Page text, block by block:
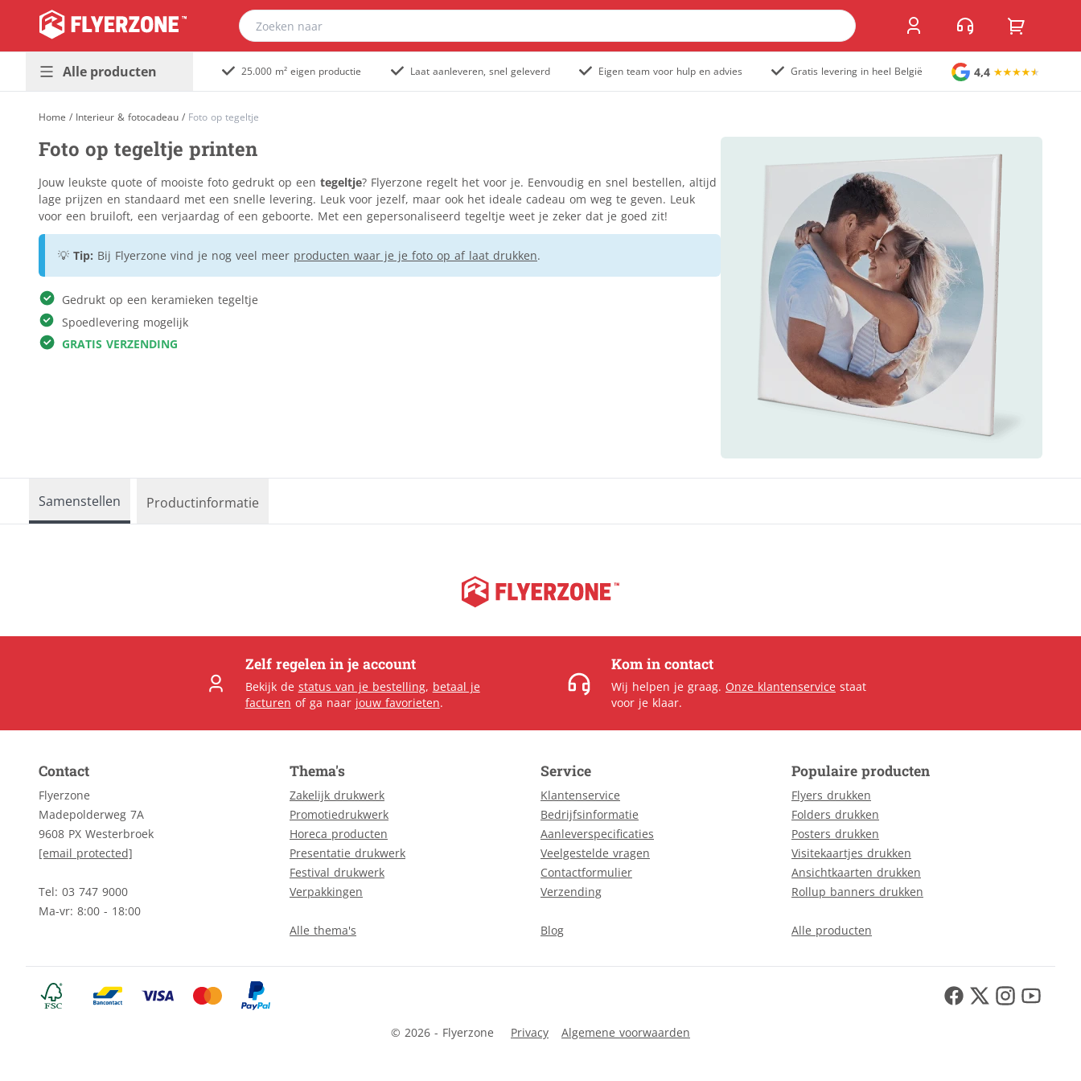
Alle producten
buitenreclame
Promotiedrukwerk
Huisstijl &
kantoor
Horeca &
evenement
etiketten
Verpakkingen &
relatiegeschenken
Alle producten
Dibond
Populair
Foamboard
Forex
Populair
Gevelreclame
Immoborden
Massief karton
Stoepborden
Tuinposter
Staande banners
Rollup banners
Vloerstickers
Vlaggen en accessoires
Accessoires
Vlaggen
Populair
Overig
Kofferlabel
Sandwichborden
Tuincirkel
Welkomstbord
25.000 m² eigen productie Laat aanleveren, snel geleverd Eigen team voor hulp en advies Gratis levering in heel België 4,4
Home / Interieur & fotocadeau / Foto op tegeltje
Foto op tegeltje printen
Jouw leukste quote of mooiste foto gedrukt op een tegeltje? Flyerzone regelt het voor je. Eenvoudig en snel bestellen, altijd
lage prijzen en standaard met een snelle levering. Leuk voor jezelf, maar ook het ideale cadeau om weg te geven. Leuk
voor een bruiloft, een verjaardag of een geboorte. Met een gepersonaliseerd tegeltje weet je zeker dat je goed zit!
💡 Tip: Bij Flyerzone vind je nog veel meer producten waar je je foto op af laat drukken.
Gedrukt op een keramieken tegeltje
Spoedlevering mogelijk
GRATIS VERZENDING
Samenstellen Productinformatie
Zelf regelen in je account
Bekijk de status van je bestelling, betaal je
facturen of ga naar jouw favorieten.
Kom in contact
Wij helpen je graag. Onze klantenservice staat
voor je klaar.
Contact
Flyerzone
Madepolderweg 7A
9608 PX Westerbroek
[email protected]
Tel: 03 747 9000
Ma-vr: 8:00 - 18:00
Thema's
Zakelijk drukwerk
Promotiedrukwerk
Horeca producten
Presentatie drukwerk
Festival drukwerk
Verpakkingen
Alle thema's
Service
Klantenservice
Bedrijfsinformatie
Aanleverspecificaties
Veelgestelde vragen
Contactformulier
Verzending
Blog
Populaire producten
Flyers drukken
Folders drukken
Posters drukken
Visitekaartjes drukken
Ansichtkaarten drukken
Rollup banners drukken
Alle producten
© 2026 - Flyerzone Privacy Algemene voorwaarden